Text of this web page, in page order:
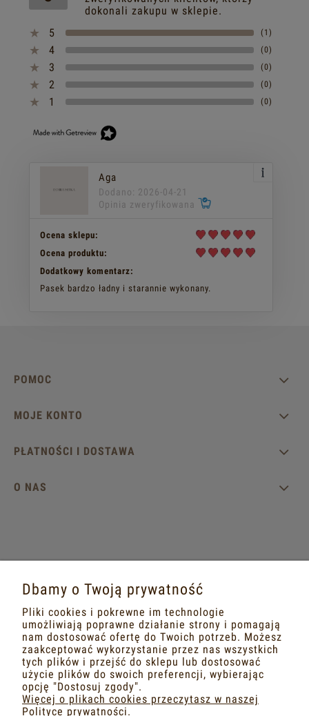
dokonali zakupu w sklepie.
5
(1)
4 (0)
3 (0)
2 (0)
1 (0)
Aga
Dodano: 2026-04-21
Opinia zweryfikowana
Ocena sklepu:
Ocena produktu:
Dodatkowy komentarz:
Pasek bardzo ładny i starannie wykonany.
POMOC
MOJE KONTO
PŁATNOŚCI I DOSTAWA
O NAS
MASZ PYTANIA?
Napisz do nas na adres mailowy
dobrametka@gmail.com
lub na portalach społecznościowych
FACEBOOK INSTAGRAM
Dbamy o Twoją prywatność
Pliki cookies i pokrewne im technologie
umożliwiają poprawne działanie strony i pomagają
nam dostosować ofertę do Twoich potrzeb. Możesz
zaakceptować wykorzystanie przez nas wszystkich
tych plików i przejść do sklepu lub dostosować
użycie plików do swoich preferencji, wybierając
opcję "Dostosuj zgody".
Więcej o plikach cookies przeczytasz w naszej
Polityce prywatności.